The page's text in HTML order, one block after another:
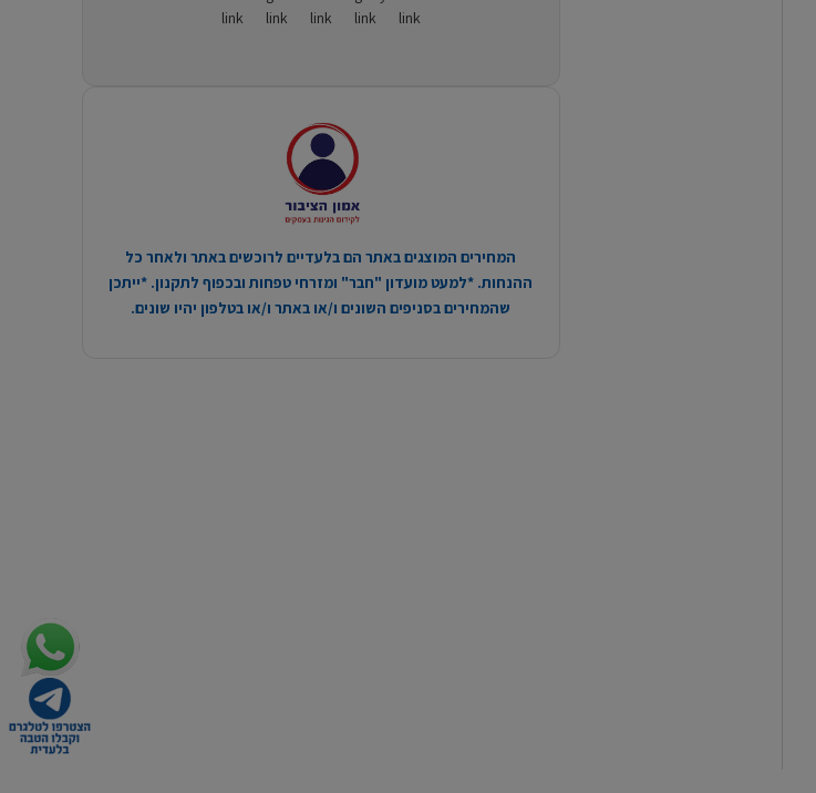
המחירים המוצגים באתר הם בלעדיים לרוכשים באתר ולאחר כל
ההנחות. *למעט מועדון "חבר" ומזרחי טפחות ובכפוף לתקנון. *ייתכן
שהמחירים בסניפים השונים ו/או באתר ו/או בטלפון יהיו שונים.